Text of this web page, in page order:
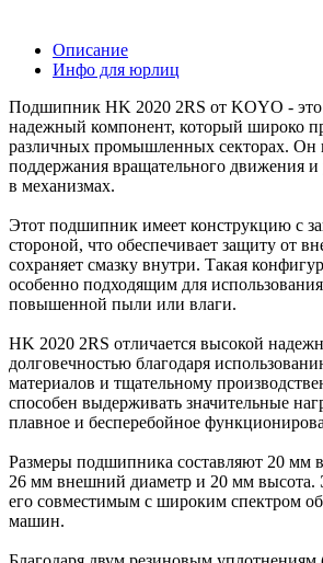
Описание
Инфо для юрлиц
Подшипник HK 2020 2RS от KOYO -
надежный компонент, который широко
различных промышленных секторах. Он
поддержания вращательного движения
в механизмах.
Этот подшипник имеет конструкцию с
стороной, что обеспечивает защиту от
сохраняет смазку внутри. Такая
особенно подходящим для
повышенной пыли или влаги.
HK 2020 2RS отличается высокой
долговечностью благодаря
материалов и тщательному
способен выдерживать значительные
плавное и бесперебойное
Размеры подшипника составляют 20 мм
26 мм внешний диаметр и 20 мм высота.
его совместимым с широким спектром
машин.